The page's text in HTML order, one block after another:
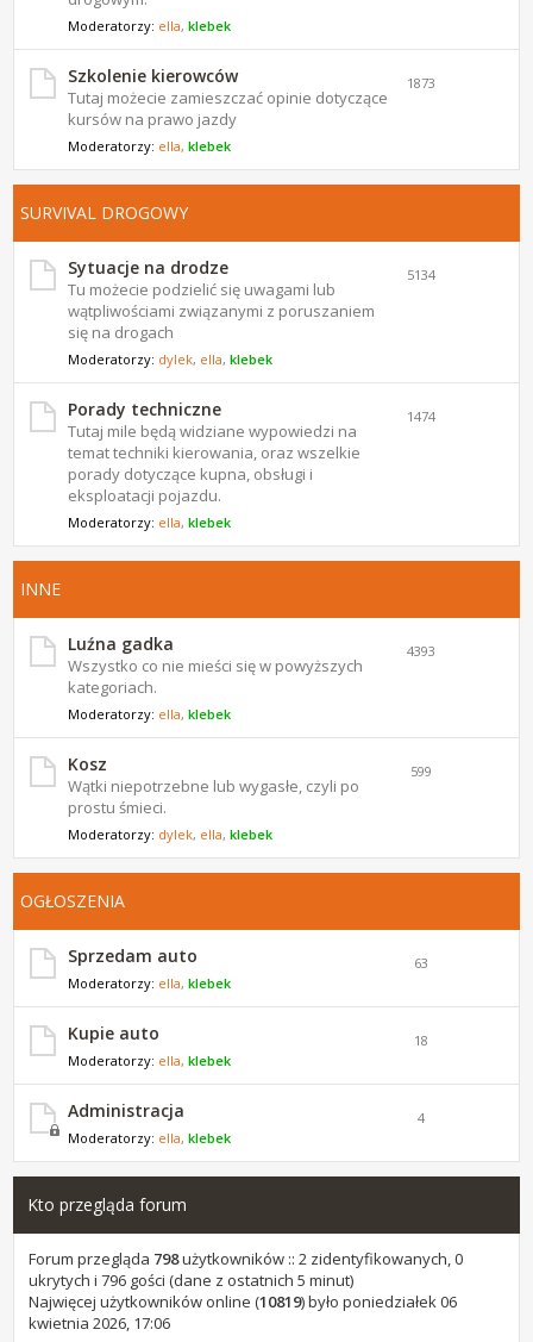
Moderatorzy: ella,klebek
Szkolenie kierowców
Tutaj możecie zamieszczać opinie dotyczące
kursów na prawo jazdy
Moderatorzy: ella,klebek
1873
SURVIVAL DROGOWY
Sytuacje na drodze
Tu możecie podzielić się uwagami lub
wątpliwościami związanymi z poruszaniem
się na drogach
Moderatorzy: dylek, ella,klebek
5134
Porady techniczne
Tutaj mile będą widziane wypowiedzi na
temat techniki kierowania, oraz wszelkie
porady dotyczące kupna, obsługi i
eksploatacji pojazdu.
Moderatorzy: ella,klebek
1474
INNE
Luźna gadka
Wszystko co nie mieści się w powyższych
kategoriach.
Moderatorzy: ella,klebek
4393
Kosz
Wątki niepotrzebne lub wygasłe, czyli po
prostu śmieci.
Moderatorzy: dylek, ella,klebek
599
OGŁOSZENIA
Sprzedam auto
Moderatorzy: ella,klebek
63
Kupie auto
Moderatorzy: ella,klebek
18
Administracja
Moderatorzy: ella,klebek
4
Kto przegląda forum
Forum przegląda 798użytkowników :: 2 zidentyfikowanych, 0
ukrytych i 796 gości (dane z ostatnich 5 minut)
Najwięcej użytkowników online (10819) było poniedziałek 06
kwietnia 2026, 17:06